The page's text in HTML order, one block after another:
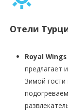
Отели
Royal
предлагает
Зимой